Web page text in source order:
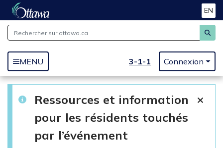
Passer au contenu principal
EN
MENU 3-1-1 Connexion
Ressources et information
pour les résidents touchés
par l’événement